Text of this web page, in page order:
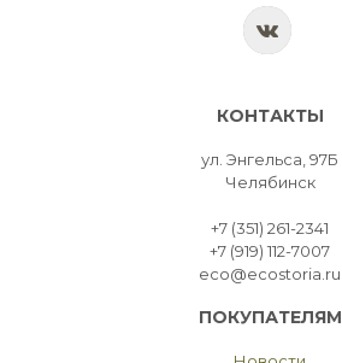
КОНТАКТЫ
ул. Энгельса, 97Б
Челябинск
+7 (351) 261-2341
+7 (919) 112-7007
eco@ecostoria.ru
ПОКУПАТЕЛЯМ